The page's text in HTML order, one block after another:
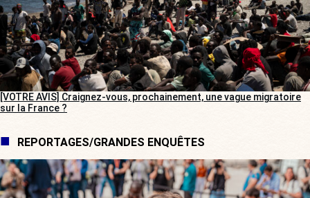
[VOTRE AVIS] Craignez-vous, prochainement, une vague migratoire
sur la France ?
REPORTAGES/GRANDES ENQUÊTES